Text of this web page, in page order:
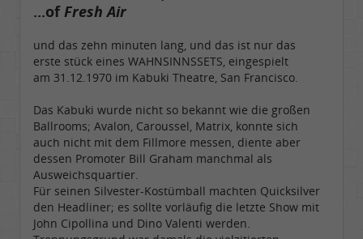
...ofFresh Air
und das zehn minuten lang, und das ist nur das
erste stück eines WAHNSINNSSETS, eingespielt
am 31.12.1970 im Kabuki Theatre, San Francisco.
Das Kabuki wurde nicht so bekannt wie die großen
Ballrooms; Avalon, Caroussel, Matrix, konnte sich
auch nicht mit dem Fillmore messen, diente aber
dessen Promoter Bill Graham manchmal als
Ausweichsquartier.
Für seinen Silvester-Kostümball machten Quicksilver
den Headliner; es sollte vorläufig die letzte Show mit
John Cipollina und Dino Valenti werden.